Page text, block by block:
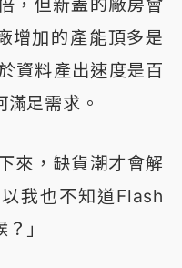
，但新蓋的廠房會
增加的產能頂多是
資料產出速度是百
足需求。
來，缺貨潮才會解
我也不知道Flash
」